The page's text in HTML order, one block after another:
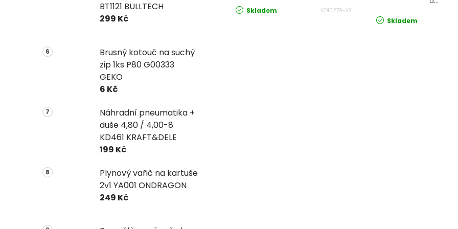
BT1121 BULLTECH
299 Kč
Brusný kotouč na suchý
zip 1ks P80 G00333
GEKO
6 Kč
Náhradní pneumatika +
duše 4,80 / 4,00-8
KD461 KRAFT&DELE
199 Kč
Plynový vařič na kartuše
2v1 YA001 ONDRAGON
249 Kč
Skladem KD10279-XX
Skladem